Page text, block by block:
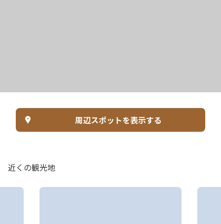
周辺スポットを表示する
近くの観光地